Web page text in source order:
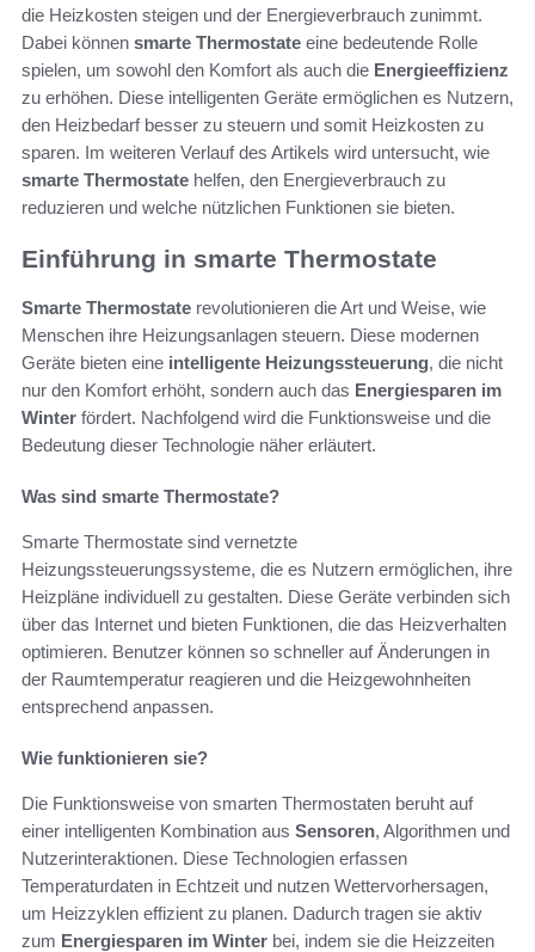
die Heizkosten steigen und der Energieverbrauch zunimmt.
Dabei können smarte Thermostate eine bedeutende Rolle
spielen, um sowohl den Komfort als auch die Energieeffizienz
zu erhöhen. Diese intelligenten Geräte ermöglichen es Nutzern,
den Heizbedarf besser zu steuern und somit Heizkosten zu
sparen. Im weiteren Verlauf des Artikels wird untersucht, wie
smarte Thermostate helfen, den Energieverbrauch zu
reduzieren und welche nützlichen Funktionen sie bieten.
Einführung in smarte Thermostate
Smarte Thermostate revolutionieren die Art und Weise, wie
Menschen ihre Heizungsanlagen steuern. Diese modernen
Geräte bieten eine intelligente Heizungssteuerung, die nicht
nur den Komfort erhöht, sondern auch das Energiesparen im
Winter fördert. Nachfolgend wird die Funktionsweise und die
Bedeutung dieser Technologie näher erläutert.
Was sind smarte Thermostate?
Smarte Thermostate sind vernetzte
Heizungssteuerungssysteme, die es Nutzern ermöglichen, ihre
Heizpläne individuell zu gestalten. Diese Geräte verbinden sich
über das Internet und bieten Funktionen, die das Heizverhalten
optimieren. Benutzer können so schneller auf Änderungen in
der Raumtemperatur reagieren und die Heizgewohnheiten
entsprechend anpassen.
Wie funktionieren sie?
Die Funktionsweise von smarten Thermostaten beruht auf
einer intelligenten Kombination aus Sensoren, Algorithmen und
Nutzerinteraktionen. Diese Technologien erfassen
Temperaturdaten in Echtzeit und nutzen Wettervorhersagen,
um Heizzyklen effizient zu planen. Dadurch tragen sie aktiv
zum Energiesparen im Winter bei, indem sie die Heizzeiten